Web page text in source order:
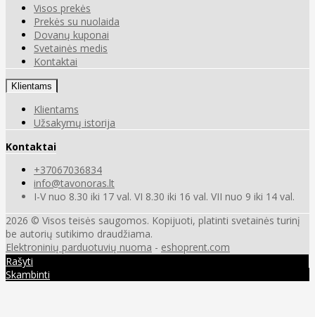
Visos prekės
Prekės su nuolaida
Dovanų kuponai
Svetainės medis
Kontaktai
Klientams
Klientams
Užsakymų istorija
Kontaktai
+37067036834
info@tavonoras.lt
I-V nuo 8.30 iki 17 val. VI 8.30 iki 16 val. VII nuo 9 iki 14 val.
2026 © Visos teisės saugomos. Kopijuoti, platinti svetainės turinį
be autorių sutikimo draudžiama.
Elektroninių parduotuvių nuoma - eshoprent.com
Rašyti
Skambinti